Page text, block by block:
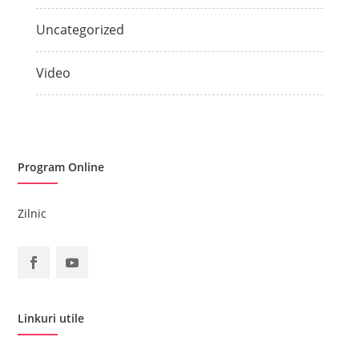
Uncategorized
Video
Program Online
Zilnic
Linkuri utile